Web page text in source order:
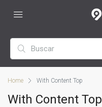
Home With Content Top
With Content Top